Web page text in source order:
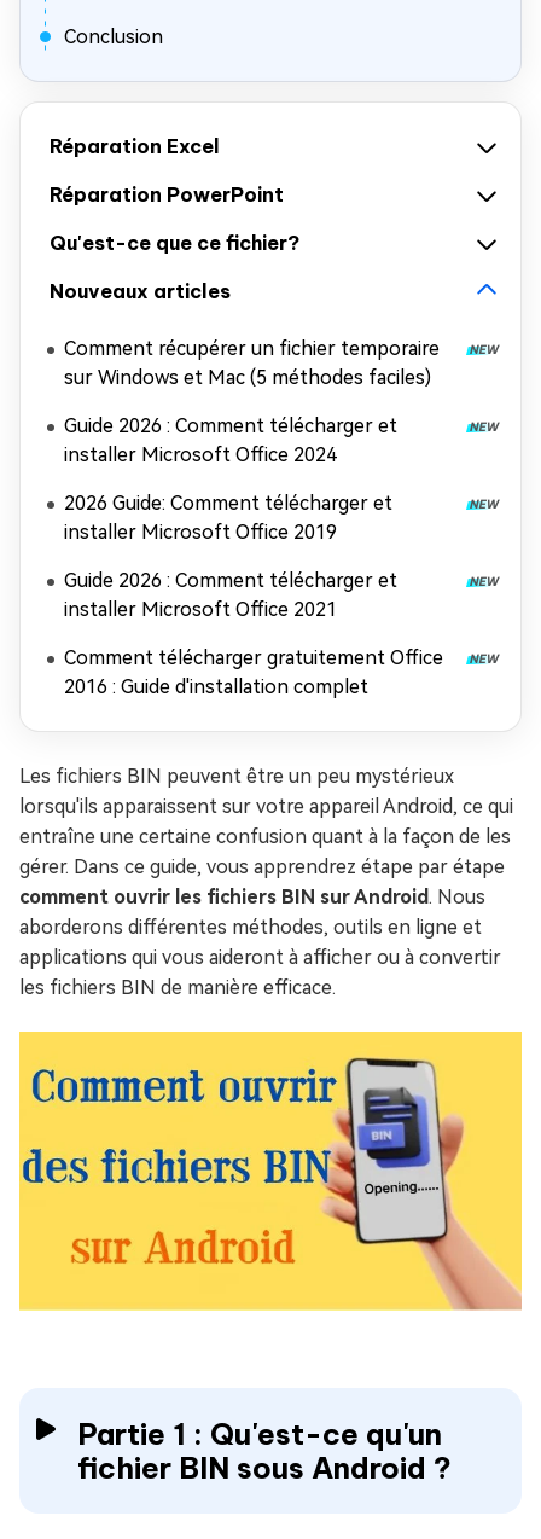
Conclusion
Réparation Excel
Réparation PowerPoint
Qu'est-ce que ce fichier?
Nouveaux articles
Comment récupérer un fichier temporaire
sur Windows et Mac (5 méthodes faciles)
Guide 2026 : Comment télécharger et
installer Microsoft Office 2024
2026 Guide: Comment télécharger et
installer Microsoft Office 2019
Guide 2026 : Comment télécharger et
installer Microsoft Office 2021
Comment télécharger gratuitement Office
2016 : Guide d'installation complet
Les fichiers BIN peuvent être un peu mystérieux
lorsqu'ils apparaissent sur votre appareil Android, ce qui
entraîne une certaine confusion quant à la façon de les
gérer. Dans ce guide, vous apprendrez étape par étape
comment ouvrir les fichiers BIN sur Android. Nous
aborderons différentes méthodes, outils en ligne et
applications qui vous aideront à afficher ou à convertir
les fichiers BIN de manière efficace.
Partie 1 : Qu'est-ce qu'un
fichier BIN sous Android ?